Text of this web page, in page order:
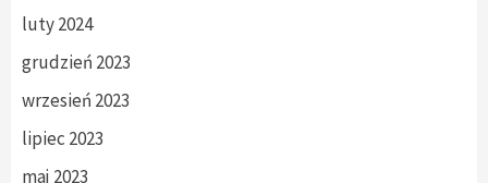
luty 2024
grudzień 2023
wrzesień 2023
lipiec 2023
maj 2023